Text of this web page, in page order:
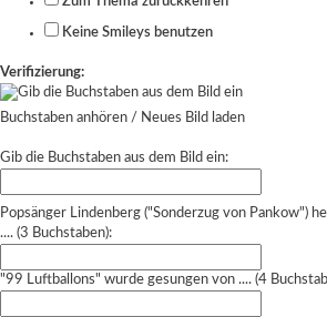
Keine Smileys benutzen
Verifizierung:
Buchstaben anhören / Neues Bild laden
Gib die Buchstaben aus dem Bild ein:
Popsänger Lindenberg ("Sonderzug von Pankow")
.... (3 Buchstaben):
"99 Luftballons" wurde gesungen von .... (4